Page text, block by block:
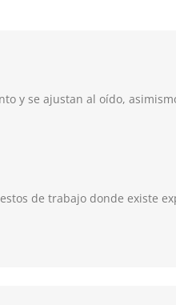
y se ajustan al oído,
de trabajo donde existe